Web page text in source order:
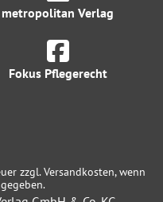
metropolitan Verlag
Fokus Pflegerecht
zzgl. Versandkosten, wenn